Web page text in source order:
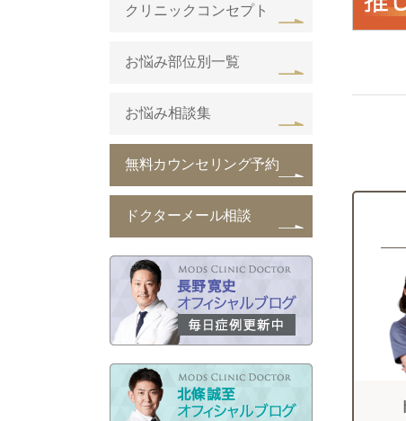
クリニックコンセプト
お悩み部位別一覧
お悩み相談集
無料カウンセリング予約
ドクターメール相談